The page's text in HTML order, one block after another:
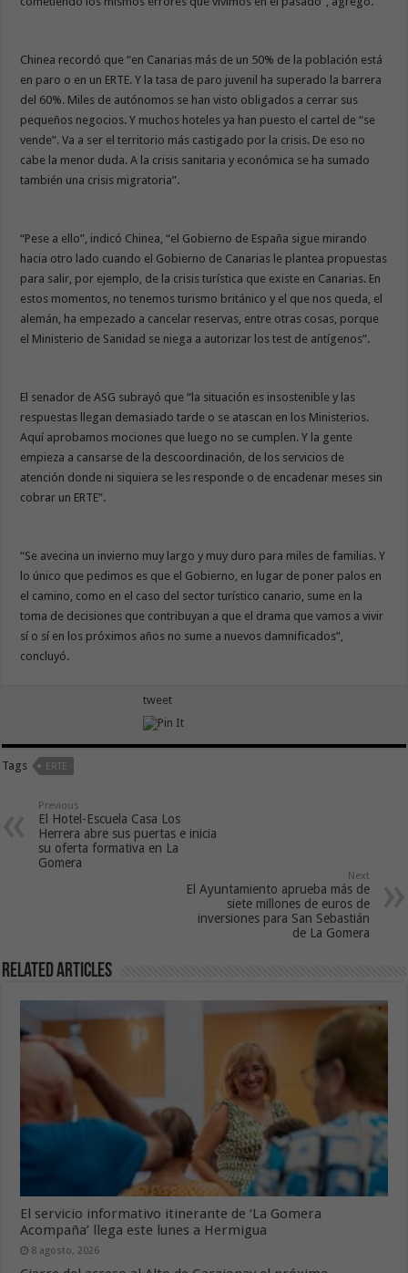
Chinea recordó que “en Canarias más de un 50% de la población está
en paro o en un ERTE. Y la tasa de paro juvenil ha superado la barrera
del 60%. Miles de autónomos se han visto obligados a cerrar sus
pequeños negocios. Y muchos hoteles ya han puesto el cartel de “se
vende”. Va a ser el territorio más castigado por la crisis. De eso no
cabe la menor duda. A la crisis sanitaria y económica se ha sumado
también una crisis migratoria”.
“Pese a ello”, indicó Chinea, “el Gobierno de España sigue mirando
hacia otro lado cuando el Gobierno de Canarias le plantea propuestas
para salir, por ejemplo, de la crisis turística que existe en Canarias. En
estos momentos, no tenemos turismo británico y el que nos queda, el
alemán, ha empezado a cancelar reservas, entre otras cosas, porque
el Ministerio de Sanidad se niega a autorizar los test de antígenos”.
El senador de ASG subrayó que “la situación es insostenible y las
respuestas llegan demasiado tarde o se atascan en los Ministerios.
Aquí aprobamos mociones que luego no se cumplen. Y la gente
empieza a cansarse de la descoordinación, de los servicios de
atención donde ni siquiera se les responde o de encadenar meses sin
cobrar un ERTE”.
“Se avecina un invierno muy largo y muy duro para miles de familias. Y
lo único que pedimos es que el Gobierno, en lugar de poner palos en
el camino, como en el caso del sector turístico canario, sume en la
toma de decisiones que contribuyan a que el drama que vamos a vivir
sí o sí en los próximos años no sume a nuevos damnificados”,
concluyó.
tweet
Tags ERTE
Previous
El Hotel-Escuela Casa Los
Herrera abre sus puertas e inicia
su oferta formativa en La
Gomera
Next
El Ayuntamiento aprueba más de
siete millones de euros de
inversiones para San Sebastián
de La Gomera
Related Articles
El servicio informativo itinerante de ‘La Gomera
Acompaña’ llega este lunes a Hermigua
8 agosto, 2026